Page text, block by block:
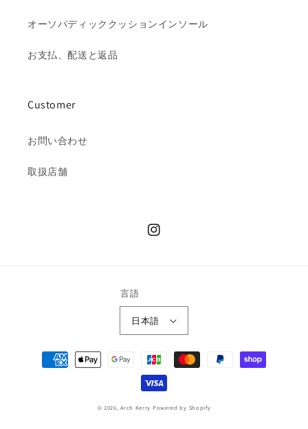
オーソパディッククッションインソール
お支払、配送と返品
Customer
お問い合わせ
取扱店舗
Instagram
言語
日本語
© 2026,Arch Kerry Powered by Shopify